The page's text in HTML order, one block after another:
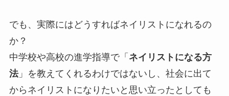
でも、実際にはどうすればネイリストになれるの
か？
中学校や高校の進学指導で「 ネイリストになる方
法」を教えてくれるわけではないし、社会に出て
からネイリストになりたいと思い立ったとしても